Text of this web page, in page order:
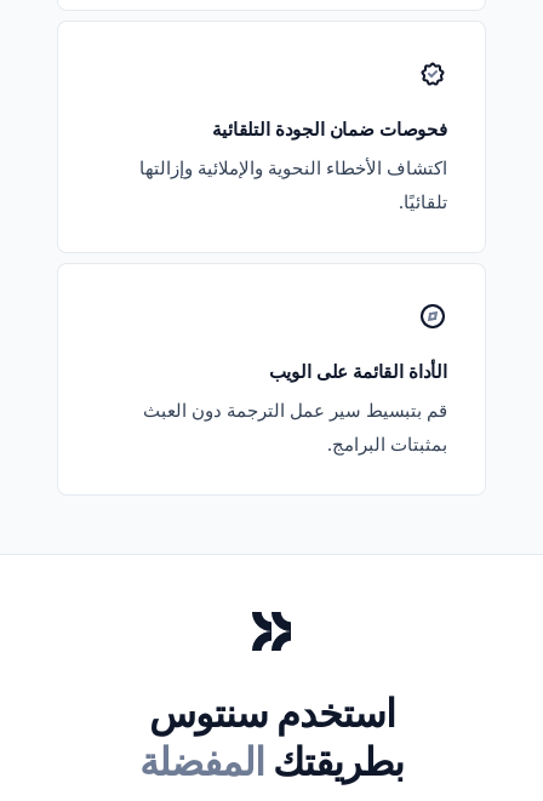
فحوصات ضمان الجودة التلقائية
اكتشاف الأخطاء النحوية والإملائية وإزالتها
تلقائيًا.
الأداة القائمة على الويب
قم بتبسيط سير عمل الترجمة دون العبث
بمثبتات البرامج.
استخدم سنتوس
بطريقتك المفضلة